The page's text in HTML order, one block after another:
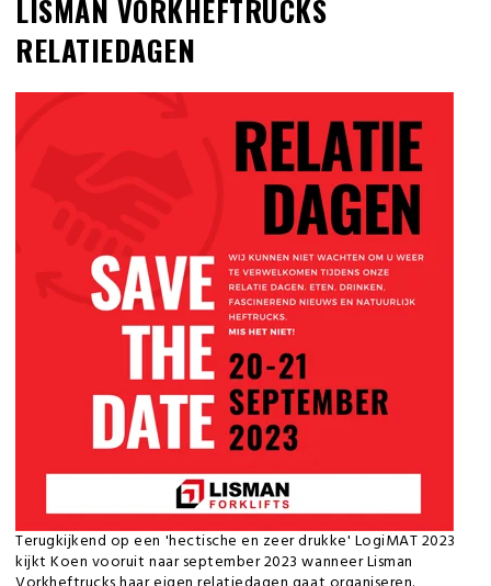
LISMAN VORKHEFTRUCKS
RELATIEDAGEN
Terugkijkend op een 'hectische en zeer drukke' LogiMAT 2023
kijkt Koen vooruit naar september 2023 wanneer Lisman